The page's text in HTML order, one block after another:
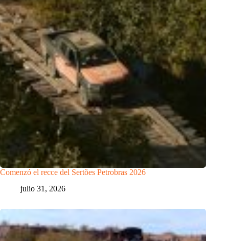
Comenzó el recce del Sertões Petrobras 2026
julio 31, 2026